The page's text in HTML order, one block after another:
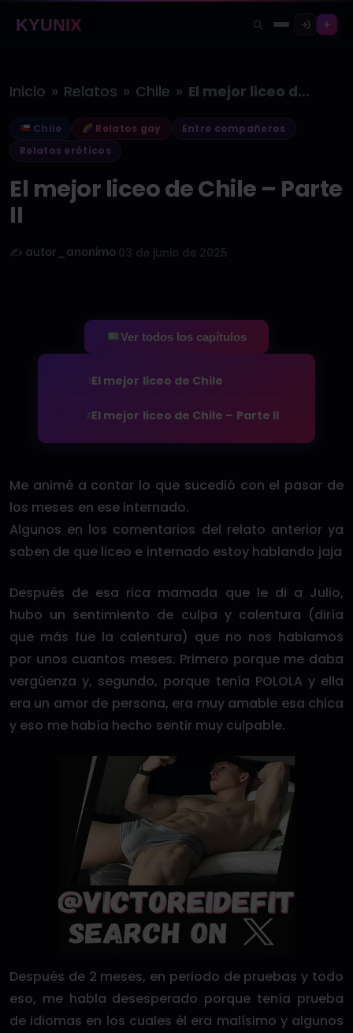
KYUNIX
Inicio » Relatos » Chile » El mejor liceo de Chile –…
Chile Relatos gay
Entre compañeros
Relatos eróticos
El mejor liceo de Chile – Parte
II
✍️ autor_anonimo 03 de junio de 2025
Ver todos los capítulos
El mejor liceo de Chile
El mejor liceo de Chile – Parte II
Me animé a contar lo que sucedió con el pasar de
los meses en ese internado.
Algunos en los comentarios del relato anterior ya
saben de que liceo e internado estoy hablando jaja
Después de esa rica mamada que le di a Julio,
hubo un sentimiento de culpa y calentura (diría
que más fue la calentura) que no nos hablamos
por unos cuantos meses. Primero porque me daba
vergüenza y, segundo, porque tenía POLOLA y ella
era un amor de persona, era muy amable esa chica
y eso me había hecho sentir muy culpable.
Después de 2 meses, en periodo de pruebas y todo
eso, me habla desesperado porque tenía prueba
de idiomas en los cuales él era malísimo y algunos